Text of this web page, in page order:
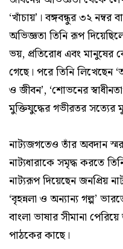
‘খাঁচায়’। বঙ্গবন্ধুর ৩২
অভিজ্ঞতা তিনি রূপ
ভয়, প্রতিরোধ এবং মানুষের
গেছে। পরে তিনি লিখেছেন
ও জীবন’, ‘শোভনের
মুক্তিযুদ্ধের গভীরতর
নাট্যজগতেও তাঁর অবদান
নাট্যধারাকে সমৃদ্ধ করতে
নাট্যরূপ দিয়েছেন জনপ্রিয়
‘বৃহন্নলা ও অন্যান্য গল্প’
বাংলা ভাষার সীমানা
পাঠকের কাছে।